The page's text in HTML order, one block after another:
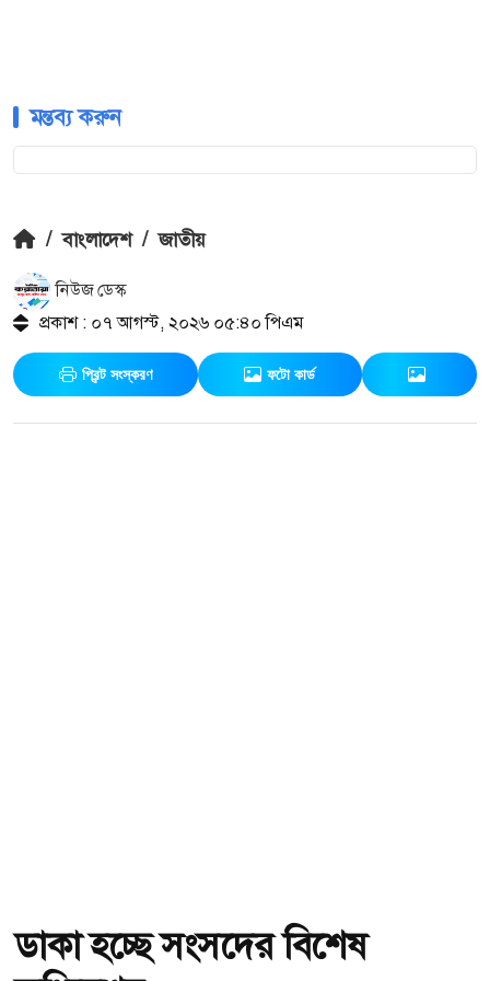
মন্তব্য করুন
/ বাংলাদেশ / জাতীয়
নিউজ ডেস্ক
প্রকাশ : ০৭ আগস্ট, ২০২৬ ০৫:৪০ পিএম
প্রিন্ট সংস্করণ ফটো কার্ড
ডাকা হচ্ছে সংসদের বিশেষ